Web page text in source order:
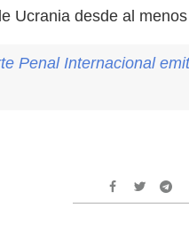
Ucrania desde al
Penal Internacional